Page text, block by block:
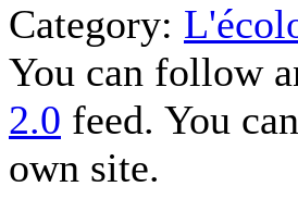
Category:
You can follow
2.0 feed. You can
own site.